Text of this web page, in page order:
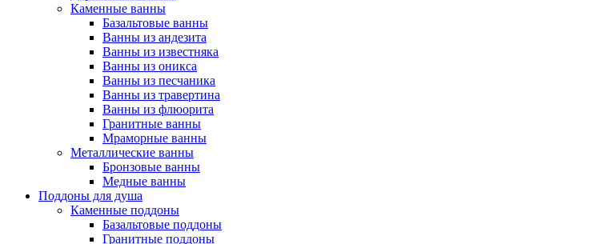
Каменные ванны
Базальтовые ванны
Ванны из андезита
Ванны из известняка
Ванны из оникса
Ванны из песчаника
Ванны из травертина
Ванны из флюорита
Гранитные ванны
Мраморные ванны
Металлические ванны
Бронзовые ванны
Медные ванны
Поддоны для душа
Каменные поддоны
Базальтовые поддоны
Гранитные поддоны